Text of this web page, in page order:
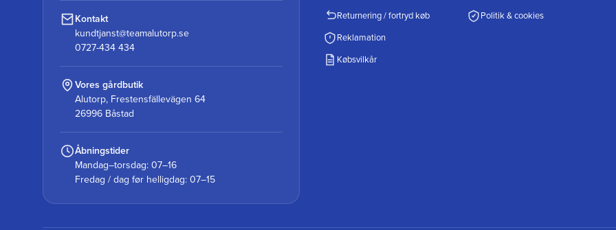
Kontakt
kundtjanst@teamalutorp.se
0727-434 434
Vores gårdbutik
Alutorp, Frestensfällevägen 64
26996 Båstad
Åbningstider
Mandag–torsdag: 07–16
Fredag / dag før helligdag: 07–15
Returnering / fortryd køb
Reklamation
Købsvilkår
Politik & cookies